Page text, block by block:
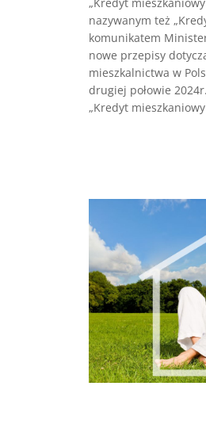
„Kredyt
nazywanym też
komunikatem
nowe przepisy
mieszkalnictwa w
drugiej połowie
„Kredyt